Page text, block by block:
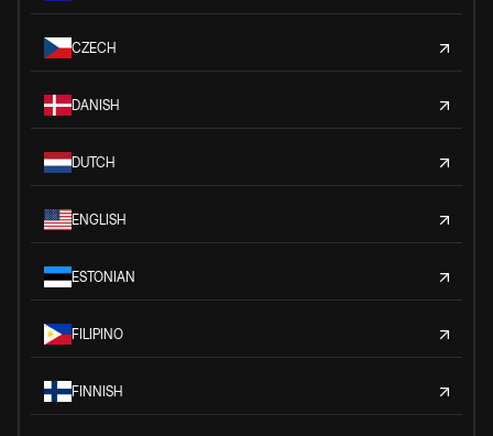
CZECH
DANISH
DUTCH
ENGLISH
ESTONIAN
FILIPINO
FINNISH